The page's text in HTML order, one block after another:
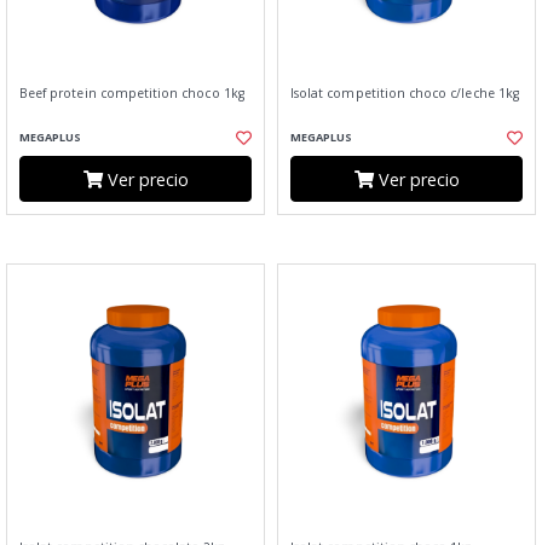
Beef protein competition choco 1kg
MEGAPLUS
Ver precio
Isolat competition choco c/leche 1kg
MEGAPLUS
Ver precio